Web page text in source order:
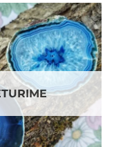
Mėgstamiausias